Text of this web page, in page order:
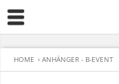
HOME › ANHÄNGER - B-EVENT